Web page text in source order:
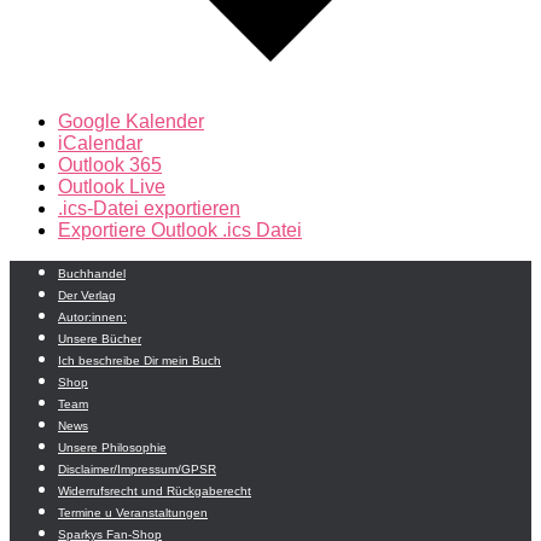
Google Kalender
iCalendar
Outlook 365
Outlook Live
.ics-Datei exportieren
Exportiere Outlook .ics Datei
Buchhandel
Der Verlag
Autor:innen:
Unsere Bücher
Ich beschreibe Dir mein Buch
Shop
Team
News
Unsere Philosophie
Disclaimer/Impressum/GPSR
Widerrufsrecht und Rückgaberecht
Termine u Veranstaltungen
Sparkys Fan-Shop